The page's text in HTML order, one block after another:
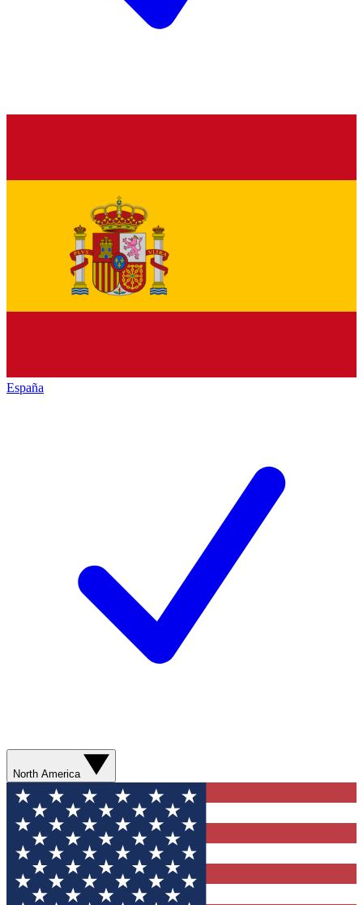
España
North America